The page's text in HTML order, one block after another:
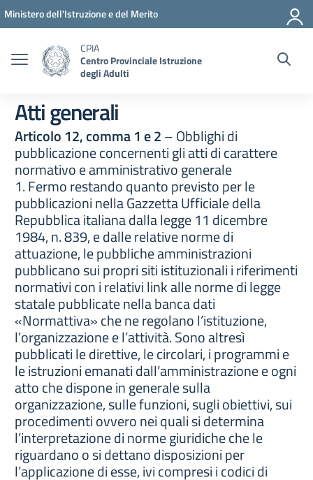
Vai ai contenuti
Vai al menu di navigazione
Vai al footer
Ministero dell'Istruzione e del Merito
CPIA
Centro Provinciale Istruzione
degli Adulti
Atti generali
Articolo 12, comma 1 e 2– Obblighi di
pubblicazione concernenti gli atti di carattere
normativo e amministrativo generale
1. Fermo restando quanto previsto per le
pubblicazioni nella Gazzetta Ufficiale della
Repubblica italiana dalla legge 11 dicembre
1984, n. 839, e dalle relative norme di
attuazione, le pubbliche amministrazioni
pubblicano sui propri siti istituzionali i riferimenti
normativi con i relativi link alle norme di legge
statale pubblicate nella banca dati
«Normattiva» che ne regolano l’istituzione,
l’organizzazione e l’attività. Sono altresì
pubblicati le direttive, le circolari, i programmi e
le istruzioni emanati dall’amministrazione e ogni
atto che dispone in generale sulla
organizzazione, sulle funzioni, sugli obiettivi, sui
procedimenti ovvero nei quali si determina
l’interpretazione di norme giuridiche che le
riguardano o si dettano disposizioni per
l’applicazione di esse, ivi compresi i codici di